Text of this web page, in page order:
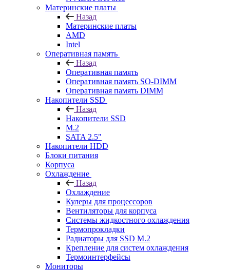
Материнские платы
Назад
Материнские платы
AMD
Intel
Оперативная память
Назад
Оперативная память
Оперативная память SO-DIMM
Оперативная память DIMM
Накопители SSD
Назад
Накопители SSD
M.2
SATA 2.5"
Накопители HDD
Блоки питания
Корпуса
Охлаждение
Назад
Охлаждение
Кулеры для процессоров
Вентиляторы для корпуса
Системы жидкостного охлаждения
Термопрокладки
Радиаторы для SSD M.2
Крепление для систем охлаждения
Термоинтерфейсы
Мониторы